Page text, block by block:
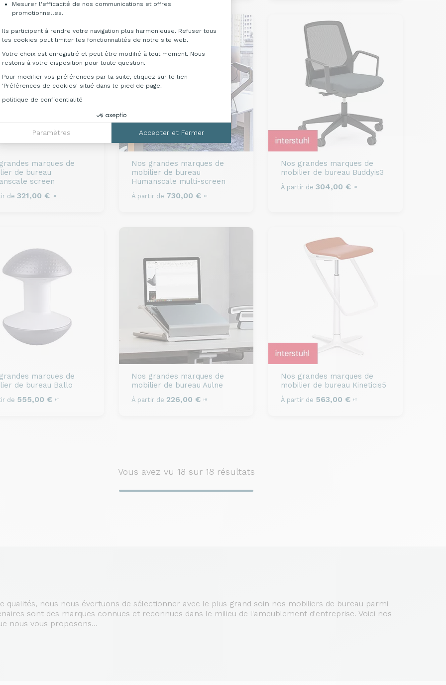
Mesurer l'efficacité de nos communications et offres
promotionnelles.
Ils participent à rendre votre navigation plus harmonieuse. Refuser tous
les cookies peut limiter les fonctionnalités de notre site web.
Votre choix est enregistré et peut être modifié à tout moment. Nous
restons à votre disposition pour toute question.
Pour modifier vos préférences par la suite, cliquez sur le lien
'Préférences de cookies' situé dans le pied de page.
politique de confidentialité
Paramètres Accepter et Fermer
qualités, nous nous évertuons de sélectionner avec le plus grand soin nos mobiliers de bureau parmi
sont des marques connues et reconnues dans le milieu de l'ameublement d'entreprise. Voici nos
nous vous proposons...
marques de
de bureau
screen
de 321,00 € HT
Nos grandes marques de
mobilier de bureau
Humanscale multi-screen
À partir de 730,00 € HT
Nos grandes marques de
mobilier de bureau Buddyis3
À partir de 304,00 € HT
marques de
de bureau Ballo
de 555,00 € HT
Nos grandes marques de
mobilier de bureau Aulne
À partir de 226,00 € HT
Nos grandes marques de
mobilier de bureau Kineticis5
À partir de 563,00 € HT
Vous avez vu 18 sur 18 résultats